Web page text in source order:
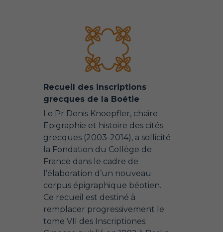
Recueil des inscriptions
grecques de la Boétie
Le Pr Denis Knoepfler, chaire
Epigraphie et histoire des cités
grecques (2003-2014), a sollicité
la Fondation du Collège de
France dans le cadre de
l’élaboration d’un nouveau
corpus épigraphique béotien.
Ce recueil est destiné à
remplacer progressivement le
tome VII des Inscriptiones